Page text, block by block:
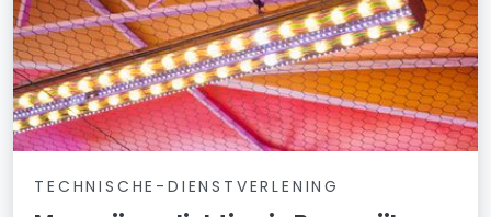
TECHNISCHE-DIENSTVERLENING